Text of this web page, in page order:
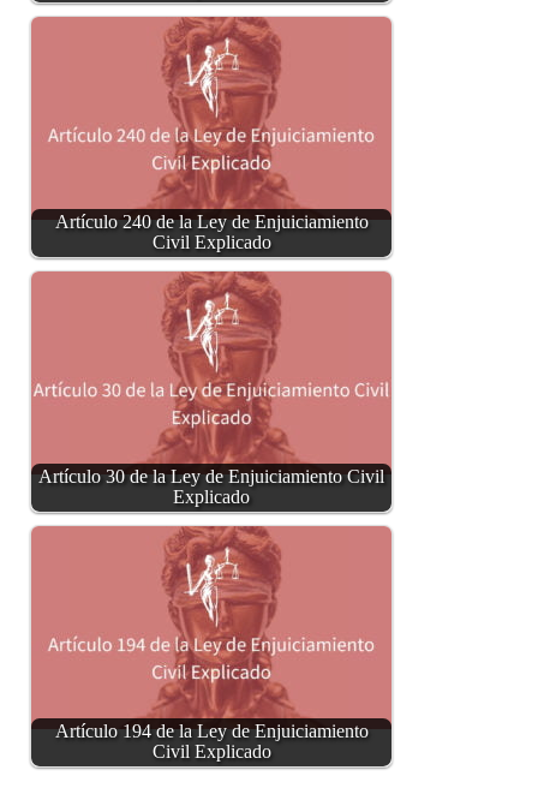
Artículo 240 de la Ley de Enjuiciamiento
Civil Explicado
Artículo 30 de la Ley de Enjuiciamiento Civil
Explicado
Artículo 194 de la Ley de Enjuiciamiento
Civil Explicado